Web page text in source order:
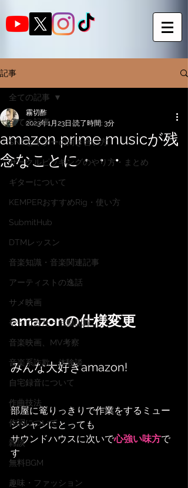
記事
全ての記事
SNSとギターの向き合い方
サークルピッキングのやり方・まとめ
ギターについて
KEMPERおすすめRig・使い方
SubmitHub
DTMレッスン
音楽知識・音楽関連記事
アーティストの逸話
サメ映画
やってみた・活動記録
音楽映画、MV考察
音楽系詐欺、体験談
自宅録音について
作曲技法
作詞について
雑談
無料BGM
趣味・ファッション
全ての記事
amazon prime musicが残
念なことに・・・
霧切酢
2023年1月23日 読了時間: 3分
amazonの仕様変更
みんな大好きamazon!
部屋に篭りっきりで作業をするミュー
ジシャンにとっても
サウンドハウスに次いで心強い味方で
す